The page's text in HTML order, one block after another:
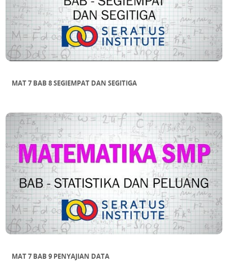
MAT 7 BAB 8 SEGIEMPAT DAN SEGITIGA
MAT 7 BAB 9 PENYAJIAN DATA